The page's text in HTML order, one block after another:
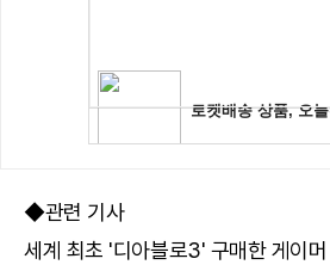
◆관련 기사
세계 최초 '디아블로3' 구매한 게이